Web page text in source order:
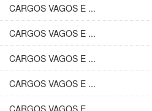
CARGOS VAGOS E ...
CARGOS VAGOS E ...
CARGOS VAGOS E ...
CARGOS VAGOS E ...
CARGOS VAGOS E ...